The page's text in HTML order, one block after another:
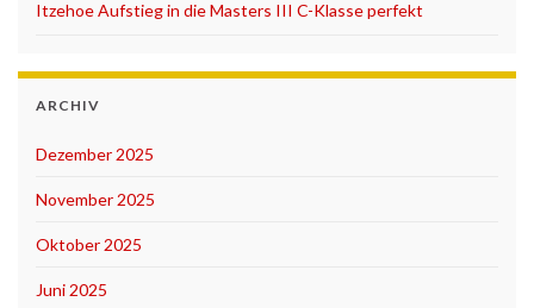
Itzehoe Aufstieg in die Masters III C-Klasse perfekt
ARCHIV
Dezember 2025
November 2025
Oktober 2025
Juni 2025